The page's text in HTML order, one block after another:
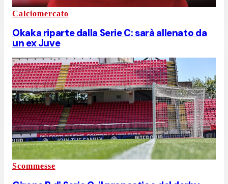
Calciomercato
Okaka riparte dalla Serie C: sarà allenato da
un ex Juve
Scommesse